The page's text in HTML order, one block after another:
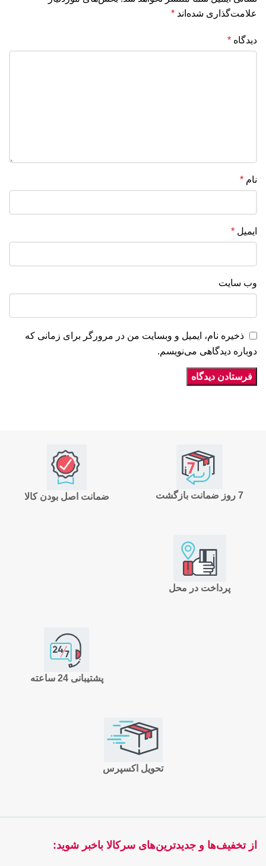
علامت‌گذاری شده‌اند *
دیدگاه *
نام *
ایمیل *
وب‌ سایت
ذخیره نام، ایمیل و وبسایت من در مرورگر برای زمانی که
دوباره دیدگاهی می‌نویسم.
ضمانت اصل بودن کالا 7 روز ضمانت بازگشت
پرداخت در محل
پشتیبانی 24 ساعته
تحویل اکسپرس
از تخفیف‌ها و جدیدترین‌های سرکالا باخبر شوید: